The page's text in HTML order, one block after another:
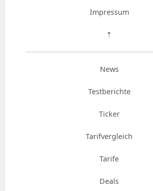
Impressum
⇡
News
Testberichte
Ticker
Tarifvergleich
Tarife
Deals